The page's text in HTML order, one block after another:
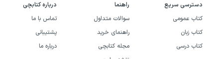
دسترسی سریع
کتاب عمومی
کتاب زبان
کتاب درسی
راهنما
سوالات متداول
راهنمای خرید
مجله کتابچی
درباره کتابچی
تماس با ما
پشتیبانی
درباره ما